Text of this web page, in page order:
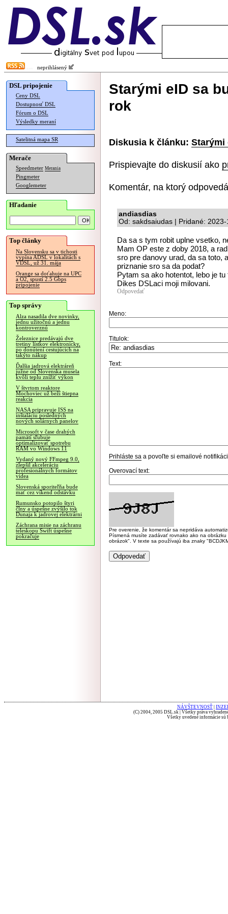
neprihlásený
DSL pripojenie
Ceny DSL
Dostupnosť DSL
Fórum o DSL
Výsledky meraní
Satelitná mapa SR
Merače
Speedmeter Merania
Pingmeter
Googlemeter
Hľadanie
Top články
Na Slovensku sa v tichosti
vypína ADSL v lokalitách s
VDSL, už 31. mája
Orange sa doťahuje na UPC
a O2, spustí 2.5 Gbps
pripojenie
Top správy
Alza nasadila dve novinky,
jednu užitočnú a jednu
kontroverznú
Železnice predávajú dve
tretiny lístkov elektronicky,
po donútení cestujúcich na
takýto nákup
Ďalšia jadrová elektráreň
južne od Slovenska musela
kvôli teplu znížiť výkon
V štvrtom reaktore
Mochoviec už beží štiepna
reakcia
NASA pripravuje ISS na
inštaláciu posledných
nových solárnych panelov
Microsoft v čase drahých
pamätí sľubuje
optimalizovať spotrebu
RAM vo Windows 11
Vydaný nový FFmpeg 9.0,
zlepšil akceleráciu
profesionálnych formátov
videa
Slovenská sporiteľňa bude
mať cez víkend odstávku
Rumunsko potopilo štyri
člny a úspešne zvýšilo tok
Dunaja k jadrovej elektrárni
Záchrana misie na záchranu
teleskopu Swift úspešne
pokračuje
Starými eID sa
rok
Diskusia k článku: Starými
Prispievajte do diskusií ako
Komentár, na ktorý
andiasdias
Od: sakdsaiudas | Pridané:
Da sa s tym robit uplne vsetko,
Mam OP este z doby 2018, a
sro pre danovy urad, da sa toto,
priznanie sro sa da podat?
Pytam sa ako hotentot, lebo je
Dikes DSLaci moji milovani.
Odpovedať
Meno:
Titulok:
Text:
Prihláste sa a povoľte si emailové
Overovací text:
Pre overenie, že komentár sa nepridáva
Písmená musíte zadávať rovnako ako na
obrázok". V texte sa používajú iba znaky
NÁVŠTEVNOSŤ
(C) 2004, 2005 DSL.sk | Všetky práva
Všetky uvedené informácie sú